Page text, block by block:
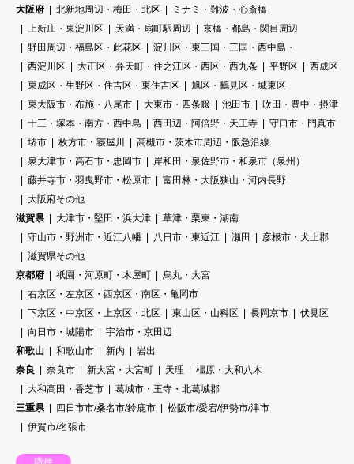
大阪府
北新地周辺・梅田・北区
ミナミ・難波・心斎橋
上新庄・東淀川区
天満・扇町駅周辺
京橋・都島・関目周辺
野田周辺・福島区・此花区
淀川区・東三国・三国・西中島・
西淀川区
大正区・弁天町・住之江区・西区・西九条 平野区
西成区
東成区・生野区・住吉区・東住吉区
旭区・鶴見区・城東区
東大阪市・布施・八尾市
大東市・四条畷 池田市
吹田・豊中・摂津
十三・塚本・南方・西中島
西田辺・阿倍野・天王寺
守口市・門真市
堺市
枚方市・寝屋川
高槻市・茨木市周辺・阪急沿線
泉大津市・高石市・忠岡市
岸和田・泉佐野市・和泉市（泉州）
藤井寺市・羽曳野市・松原市
富田林・大阪狭山・河内長野
大阪府その他
滋賀県
大津市・堅田・浜大津
草津・栗東・湖南
守山市・野洲市・近江八幡
八日市・東近江 瀬田
彦根市・犬上郡
滋賀県その他
京都府
祇園・河原町・木屋町
烏丸・大宮
右京区・左京区・西京区・南区・亀岡市
下京区・中京区・上京区・北区
東山区・山科区 長岡京市
伏見区
向日市・城陽市
宇治市・京田辺
和歌山
和歌山市 新内
岩出
奈良
奈良市 新大宮・大宮町 天理
橿原・大和八木
大和高田・香芝市
葛城市・王寺・北葛城郡
三重県
四日市市/桑名市/鈴鹿市
松阪市/愛宕/伊勢市/津市
伊賀市/名張市
職種